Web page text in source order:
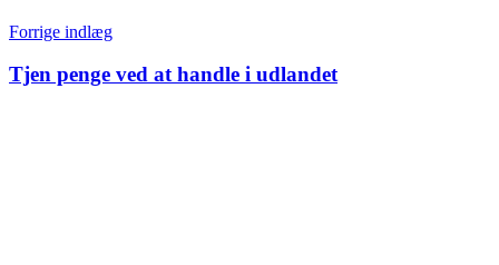
Forrige indlæg
Tjen penge ved at handle i udlandet